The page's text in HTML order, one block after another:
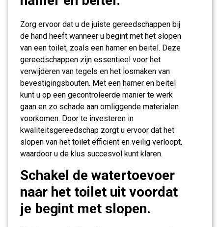
Zorg ervoor dat u de juiste gereedschappen bij
de hand heeft wanneer u begint met het slopen
van een toilet, zoals een hamer en beitel. Deze
gereedschappen zijn essentieel voor het
verwijderen van tegels en het losmaken van
bevestigingsbouten. Met een hamer en beitel
kunt u op een gecontroleerde manier te werk
gaan en zo schade aan omliggende materialen
voorkomen. Door te investeren in
kwaliteitsgereedschap zorgt u ervoor dat het
slopen van het toilet efficiënt en veilig verloopt,
waardoor u de klus succesvol kunt klaren.
Schakel de watertoevoer
naar het toilet uit voordat
je begint met slopen.